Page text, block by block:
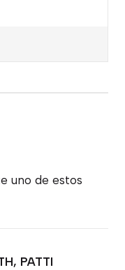
uno de estos
PATTI